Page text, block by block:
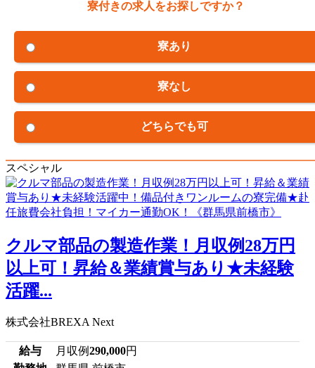
寮付きの求人をお探しですか？
寮あり
寮なし
どちらでも可
スペシャル
クルマ部品の製造作業！月収例28万円
以上可！昇給＆業績賞与あり★未経験
活躍...
株式会社BREXA Next
給与 月収例290,000円